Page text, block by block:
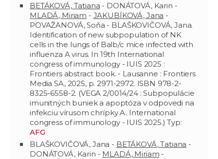
BETÁKOVÁ, Tatiana - DONÁTOVÁ, Karin -
MLADÁ, Miriam - JAKUBÍKOVÁ, Jana -
POVAŽANOVÁ, Soňa - BLAŠKOVIČOVÁ, Jana.
Identification of new subpopulation of NK
cells in the lungs of Balb/c mice infected with
influenza A virus. In 19th International
congress of immunology - IUIS 2025 :
Frontiers abstract book. - Lausanne : Frontiers
Media SA, 2025, p. 2971-2972. ISBN 978-2-
8325-6558-2. (VEGA 2/0014/24 : Subpopulácie
imunitných buniek a apoptóza v odpovedi na
infekciu vírusom chrípky A. International
congress of immunology - IUIS 2025.) Typ:
AFG
BLAŠKOVIČOVÁ, Jana - BETÁKOVÁ, Tatiana -
DONÁTOVÁ, Karin - MLADÁ, Miriam -